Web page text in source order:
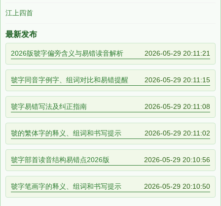
江上四首
最新发布
2026版虢字偏旁含义与易错读音解析 2026-05-29 20:11:21
虢字同音字例字、组词对比和易错提醒 2026-05-29 20:11:15
虢字易错写法及纠正指南 2026-05-29 20:11:08
虢的繁体字的释义、组词和书写提示 2026-05-29 20:11:02
虢字部首读音结构易错点2026版 2026-05-29 20:10:56
虢字笔画字的释义、组词和书写提示 2026-05-29 20:10:50